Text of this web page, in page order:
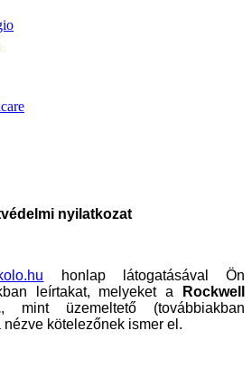
nyilatkozat
honlap látogatásával Ön
leírtakat, melyeket a
Rockwell
, mint üzemeltető (továbbiakban
kötelezőnek ismer el.